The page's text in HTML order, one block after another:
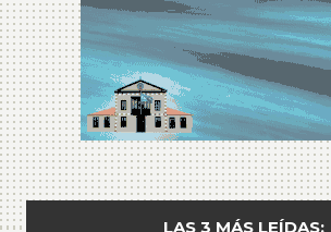
LAS 3 MÁS LEÍDAS: